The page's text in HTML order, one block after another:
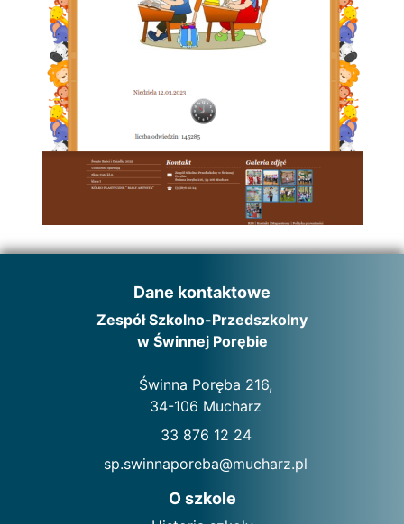
Dane kontaktowe
Zespół Szkolno-Przedszkolny
w Świnnej Porębie
Świnna Poręba 216,
34-106 Mucharz
33 876 12 24
sp.swinnaporeba@mucharz.pl
O szkole